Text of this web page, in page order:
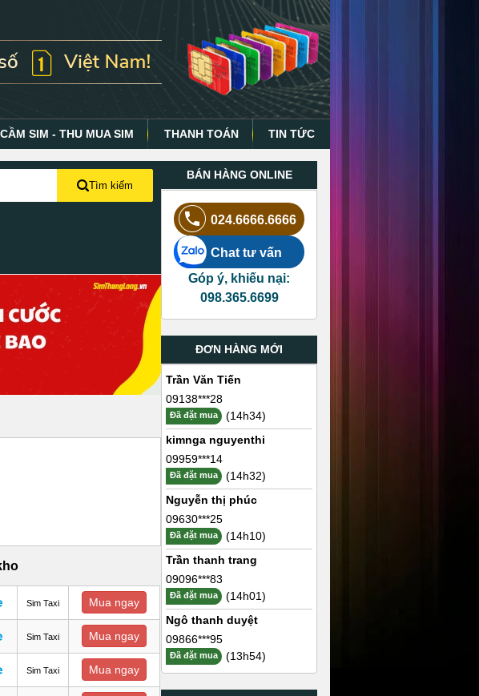
CẦM SIM - THU MUA SIM THANH TOÁN TIN TỨC
Tìm kiếm
Sim Taxi Mua ngay
Sim Taxi Mua ngay
Sim Taxi Mua ngay
BÁN HÀNG ONLINE
024.6666.6666
Chat tư vấn
Góp ý, khiếu nại:
098.365.6699
ĐƠN HÀNG MỚI
Trần Văn Tiến
09138***28
Đã đặt mua
(14h34)
kimnga nguyenthi
09959***14
Đã đặt mua
(14h32)
Nguyễn thị phúc
09630***25
Đã đặt mua
(14h10)
Trần thanh trang
09096***83
Đã đặt mua
(14h01)
Ngô thanh duyệt
09866***95
Đã đặt mua (13h54)